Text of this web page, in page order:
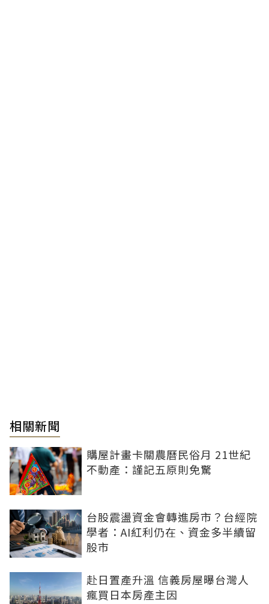
相關新聞
購屋計畫卡關農曆民俗月 21世紀
不動產：謹記五原則免驚
台股震盪資金會轉進房市？台經院
學者：AI紅利仍在、資金多半續留
股市
赴日置產升溫 信義房屋曝台灣人
瘋買日本房產主因